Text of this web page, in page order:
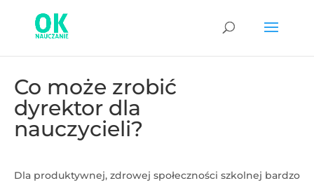
Co może zrobić
dyrektor dla
nauczycieli?
Dla produktywnej, zdrowej społeczności szkolnej bardzo